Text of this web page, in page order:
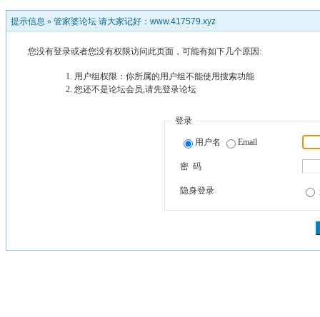
提示信息 » 管家婆论坛 请大家记好：www.417579.xyz
您没有登录或者您没有权限访问此页面，可能有如下几个原因:
用户组权限：你所属的用户组不能使用搜索功能
您还不是论坛会员,请先登录论坛
登录
用户名 Email
密 码
隐身登录